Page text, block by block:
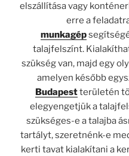
elszállítása vagy
erre a
munkagép
talajfelszínt.
szükség van, majd egy
amelyen később
Budapestterületén
elegyengetjük a
szükséges-e a talajba
tartályt, szeretnénk-e
kerti tavat kialakítani a